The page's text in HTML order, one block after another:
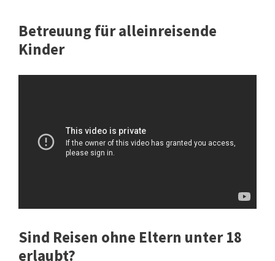
Betreuung für alleinreisende
Kinder
Sind Reisen ohne Eltern unter 18
erlaubt?